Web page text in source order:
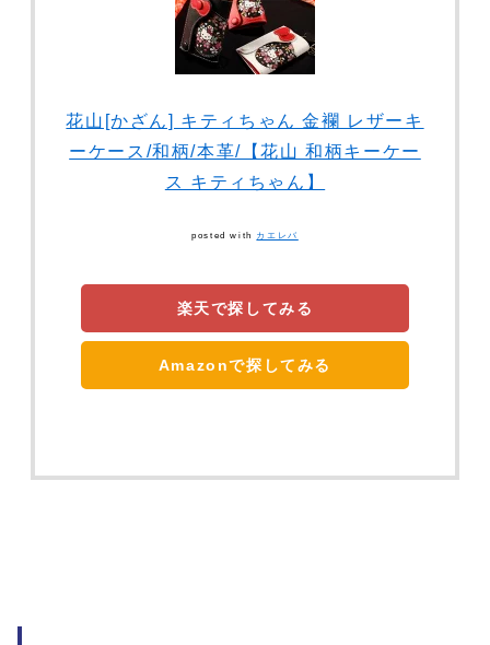
花山[かざん] キティちゃん 金襴 レザーキ
ーケース/和柄/本革/【花山 和柄キーケー
ス キティちゃん】
posted with カエレバ
楽天で探してみる
Amazonで探してみる